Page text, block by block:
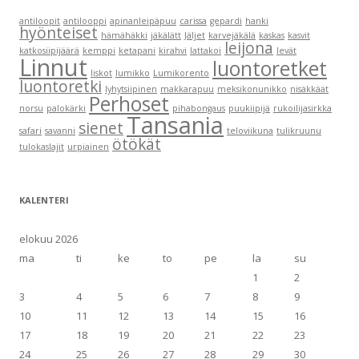
antiloopit antilooppi apinanleipäpuu carissa gepardi hanki
hyönteiset hämähäkki jäkälätt Jäljet karvejäkälä kaskas kasvit
katkosiipijäärä kemppi ketapani kirahvi lattakoi leijona levät
Linnut liskot lumikko Lumikorento luontoretket
luontoretki lyhytsiipinen makkarapuu meksikonunikko nisäkkäät
norsu palokärki Perhoset pihabongaus puukiipijä rukoilijasirkka
safari savanni sienetTansania teloviikuna tulikruunu
tulokaslajit urpiainen ötökät
KALENTERI
elokuu 2026
ma
ti ke to pe la
su
1
2
3
4 5 6 7 8
9
10
11 12 13 14 15
16
17
18 19 20 21 22
23
24
25 26 27 28 29 30